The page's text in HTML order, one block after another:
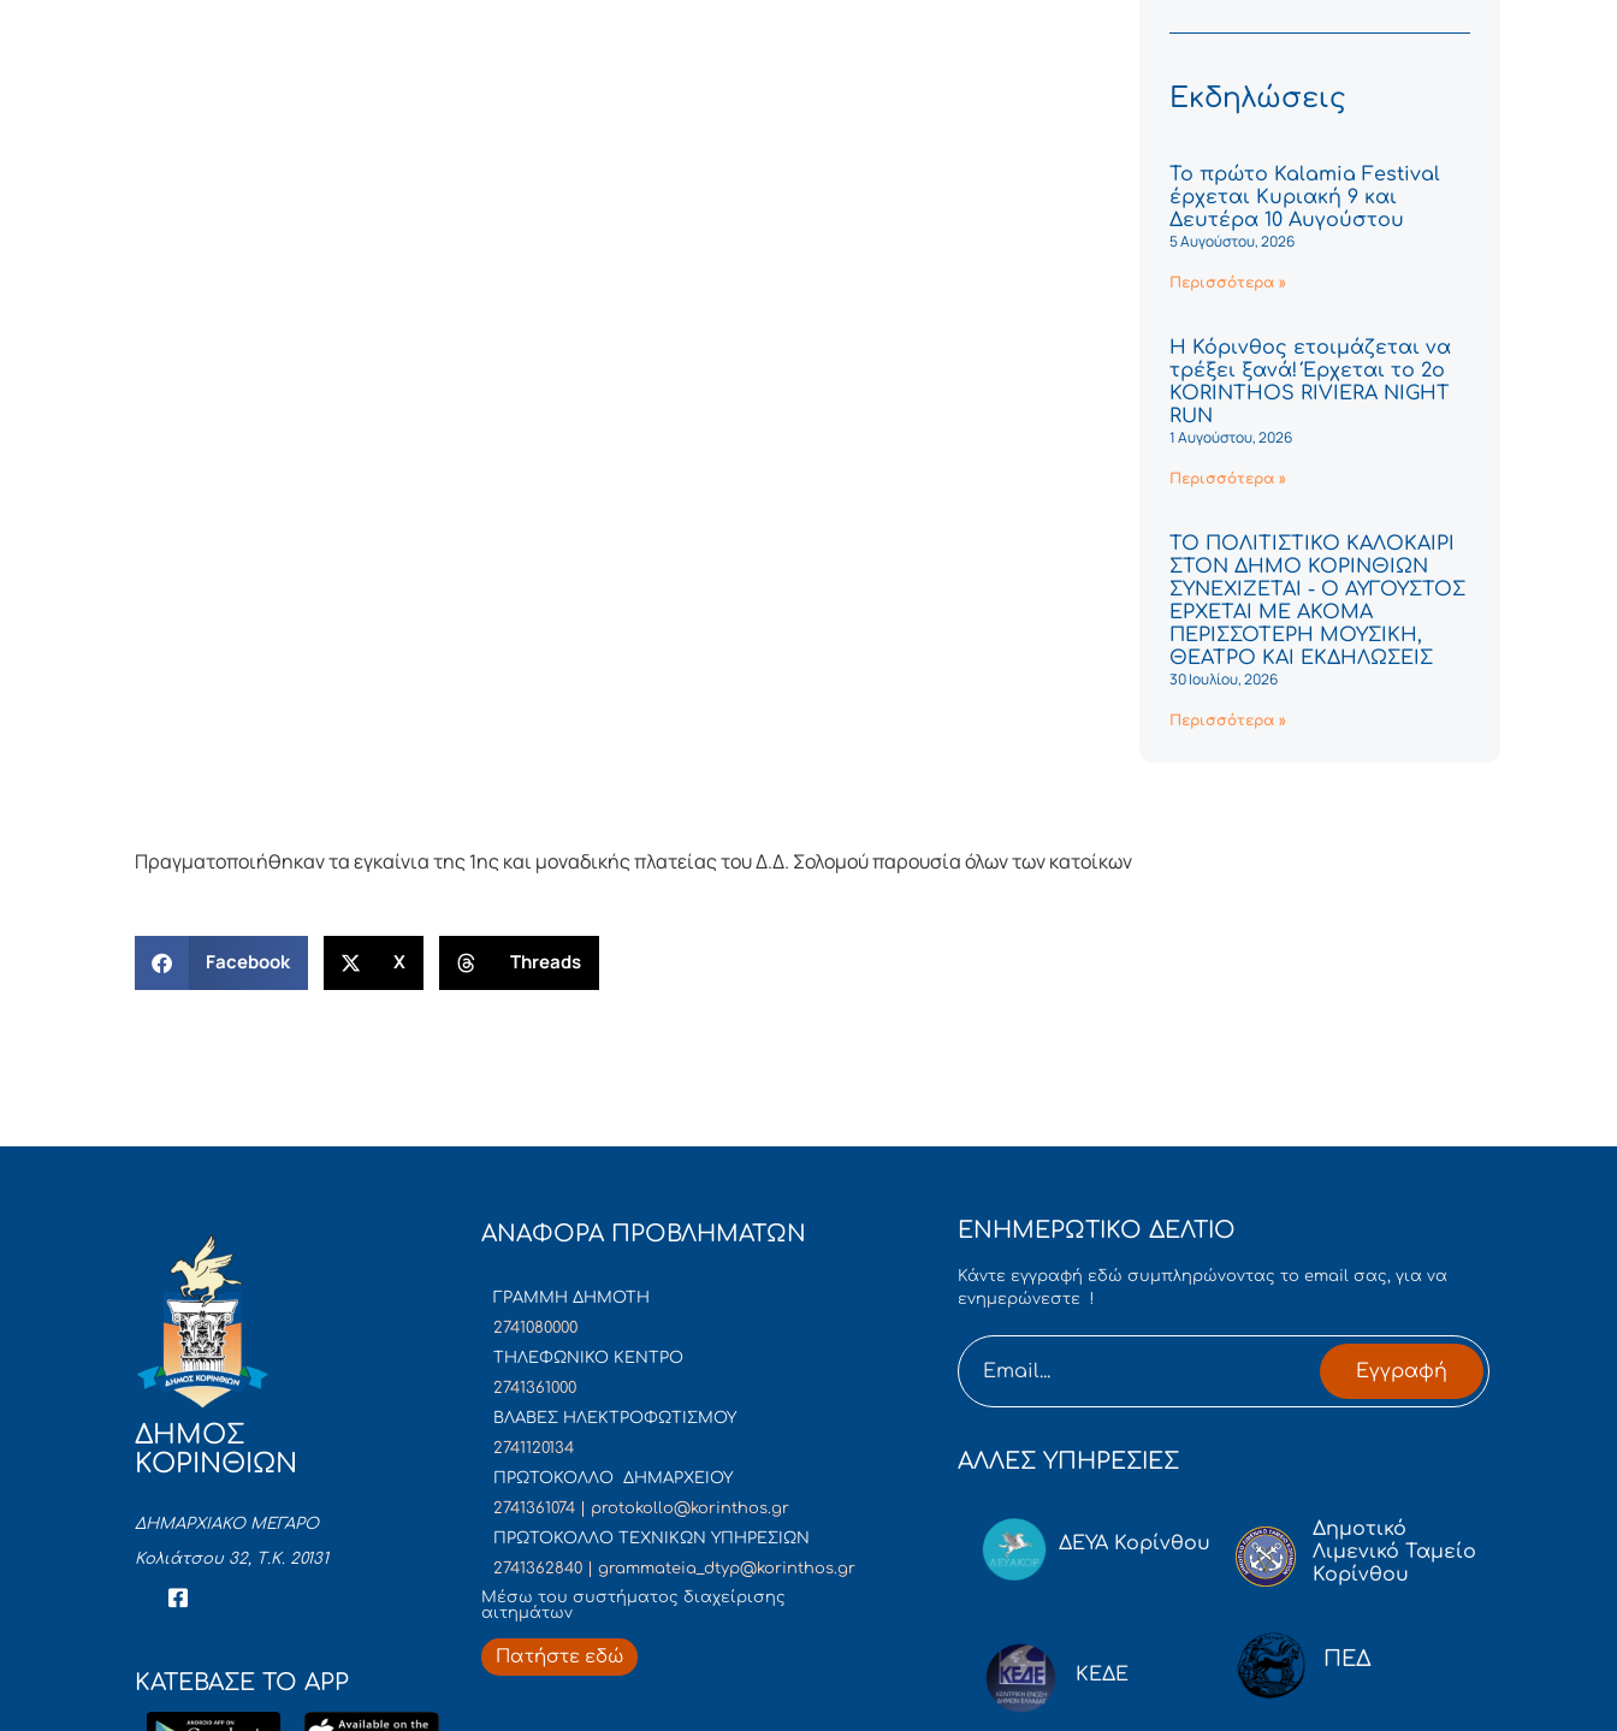
Εκδηλώσεις
Το πρώτο Kalamia Festival
έρχεται Κυριακή 9 και
Δευτέρα 10 Αυγούστου
5 Αυγούστου, 2026
Περισσότερα »
Η Κόρινθος ετοιμάζεται να
τρέξει ξανά! Έρχεται το 2ο
KORINTHOS RIVIERA NIGHT
RUN
1 Αυγούστου, 2026
Περισσότερα »
ΤΟ ΠΟΛΙΤΙΣΤΙΚΟ ΚΑΛΟΚΑΙΡΙ
ΣΤΟΝ ΔΗΜΟ ΚΟΡΙΝΘΙΩΝ
ΣΥΝΕΧΙΖΕΤΑΙ - Ο ΑΥΓΟΥΣΤΟΣ
ΕΡΧΕΤΑΙ ΜΕ ΑΚΟΜΑ
ΠΕΡΙΣΣΟΤΕΡΗ ΜΟΥΣΙΚΗ,
ΘΕΑΤΡΟ ΚΑΙ ΕΚΔΗΛΩΣΕΙΣ
30 Ιουλίου, 2026
Περισσότερα »
Πραγματοποιήθηκαν τα εγκαίνια της 1ης και μοναδικής πλατείας του Δ.Δ. Σολομού παρουσία όλων των κατοίκων
Facebook X Threads
ΔΗΜΟΣ
ΚΟΡΙΝΘΙΩΝ
ΔΗΜΑΡΧΙΑΚΟ ΜΕΓΑΡΟ
Κολιάτσου 32, Τ.Κ. 20131
ΚΑΤΕΒΑΣΕ ΤΟ APP
ΑΝΑΦΟΡΑ ΠΡΟΒΛΗΜΑΤΩΝ
ΓΡΑΜΜΗ ΔΗΜΟΤΗ
2741080000
ΤΗΛΕΦΩΝΙΚΟ ΚΕΝΤΡΟ
2741361000
ΒΛΑΒΕΣ ΗΛΕΚΤΡΟΦΩΤΙΣΜΟΥ
2741120134
ΠΡΩΤΟΚΟΛΛΟ ΔΗΜΑΡΧΕΙΟΥ
2741361074 | protokollo@korinthos.gr
ΠΡΩΤΟΚΟΛΛΟ ΤΕΧΝΙΚΩΝ ΥΠΗΡΕΣΙΩΝ
2741362840 | grammateia_dtyp@korinthos.gr
Mέσω του συστήματος διαχείρισης
αιτημάτων
Πατήστε εδώ
ΕΝΗΜΕΡΩΤΙΚΟ ΔΕΛΤΙΟ
Κάντε εγγραφή εδώ συμπληρώνοντας το email σας, για να
ενημερώνεστε !
Εγγραφή
ΑΛΛΕΣ ΥΠΗΡΕΣΙΕΣ
ΔΕΥΑ Κορίνθου
Δημοτικό
Λιμενικό Ταμείο
Κορίνθου
ΚΕΔΕ
ΠΕΔ